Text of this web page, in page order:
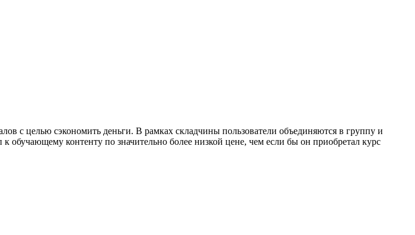
с целью сэкономить деньги. В рамках складчины пользователи объединяются в группу и
обучающему контенту по значительно более низкой цене, чем если бы он приобретал курс